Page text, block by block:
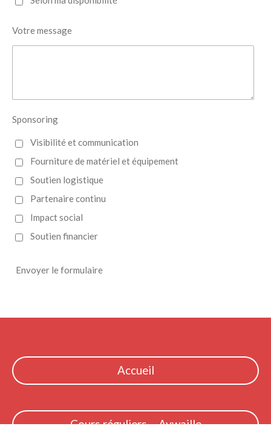
Votre message
Sponsoring
Visibilité et communication
Fourniture de matériel et équipement
Soutien logistique
Partenaire continu
Impact social
Soutien financier
Envoyer le formulaire
Accueil
Cours réguliers - Aywaille